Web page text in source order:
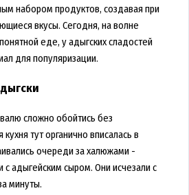
набором продуктов, создавая при
вкусы. Сегодня, на волне
еде, у адыгских сладостей
для популяризации.
сложно обойтись без
тут органично вписалась в
очереди за халюжами -
адыгейским сыром. Они исчезали с
минуты.